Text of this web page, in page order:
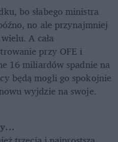
bo słabego ministra
no ale przynajmniej
A cała
przy OFE i
16 miliardów spadnie na
będą mogli go spokojnie
wyjdzie na swoje.